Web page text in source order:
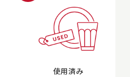
使用済み